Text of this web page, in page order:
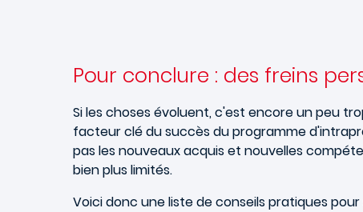
Pour conclure : des freins
Si les choses évoluent, c'est encore un peu
facteur clé du succès du programme
pas les nouveaux acquis et nouvelles
bien plus limités.
Voici donc une liste de conseils pratiques